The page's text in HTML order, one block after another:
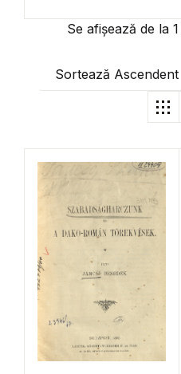
Se afișează de la 1
Sortează Ascendent